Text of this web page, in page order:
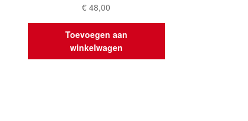
€ 48,00
Toevoegen aan
winkelwagen